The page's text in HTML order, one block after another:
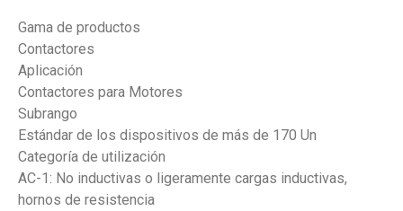
Gama de productos
Contactores
Aplicación
Contactores para Motores
Subrango
Estándar de los dispositivos de más de 170 Un
Categoría de utilización
AC-1: No inductivas o ligeramente cargas inductivas,
hornos de resistencia